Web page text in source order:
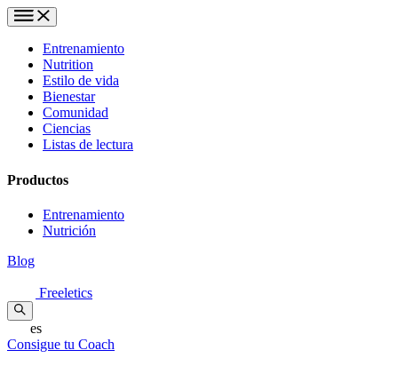
Entrenamiento
Nutrition
Estilo de vida
Bienestar
Comunidad
Ciencias
Listas de lectura
Productos
Entrenamiento
Nutrición
Blog
Freeletics
es
Consigue tu Coach